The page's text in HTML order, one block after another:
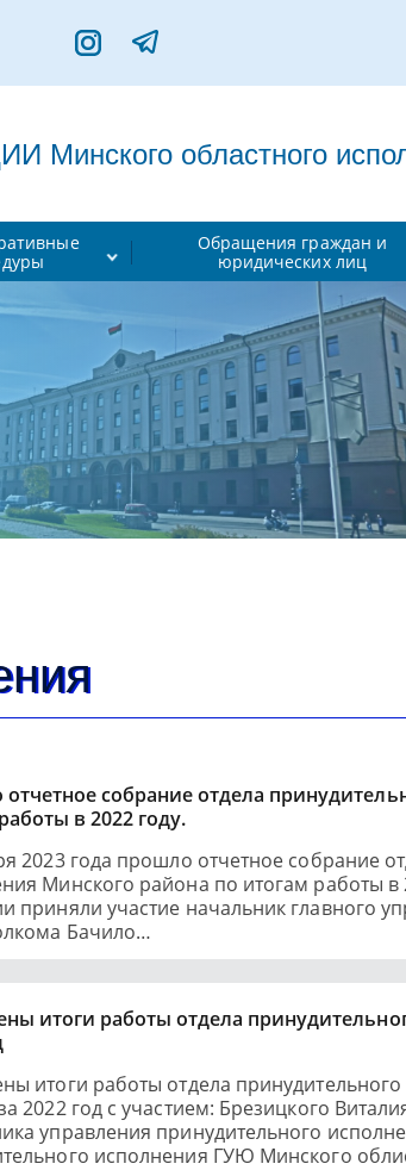
областного
Обращения граждан и
юридических лиц
собрание отдела
в 2022 году.
2023 года прошло отчетное собрание
Минского района по итогам работы в
приняли участие начальник главного
Бачило…
итоги работы отдела
итоги работы отдела
2022 год с участием: Брезицкого
управления принудительного
исполнения ГУЮ Минского